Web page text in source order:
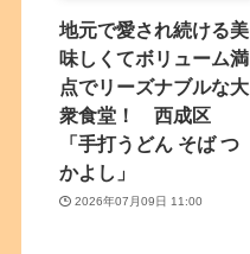
地元で愛され続ける美
味しくてボリューム満
点でリーズナブルな大
衆食堂！ 西成区
「手打うどん そば つ
かよし」
2026年07月09日 11:00